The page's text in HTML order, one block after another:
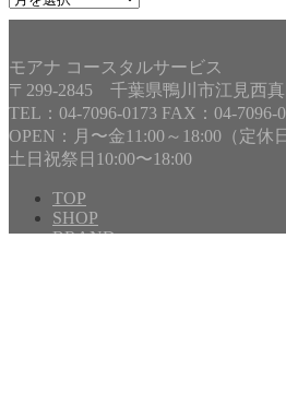
月
記
事
を
探
す
モアナ コースタルサービス
〒299-2845 千葉県鴨川市江見西真
TEL：04-7096-0173 FAX：04-7096-
OPEN：月〜金11:00～18:00（定休
土日祝祭日10:00〜18:00
TOP
SHOP
BRAND